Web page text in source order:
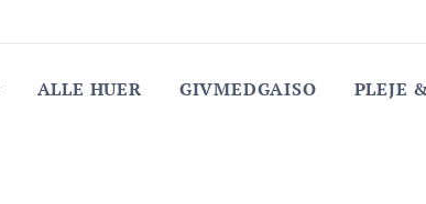
ALLE HUER GIVMEDGAISO PLEJE